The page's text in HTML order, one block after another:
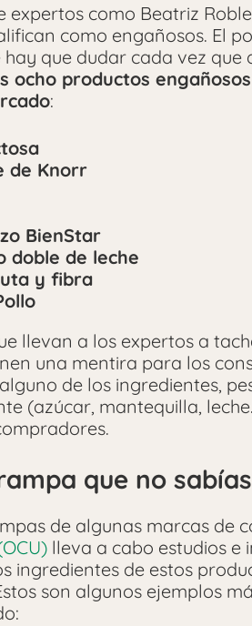
expertos como Beatriz
como engañosos. El
hay que dudar cada vez
ocho productos
:
de Knorr
BienStar
doble de leche
y fibra
llevan a los expertos a
una mentira para los
de los ingredientes,
(azúcar, mantequilla,
que no
de algunas marcas de
lleva a cabo estudios e
ingredientes de estos
son algunos ejemplos